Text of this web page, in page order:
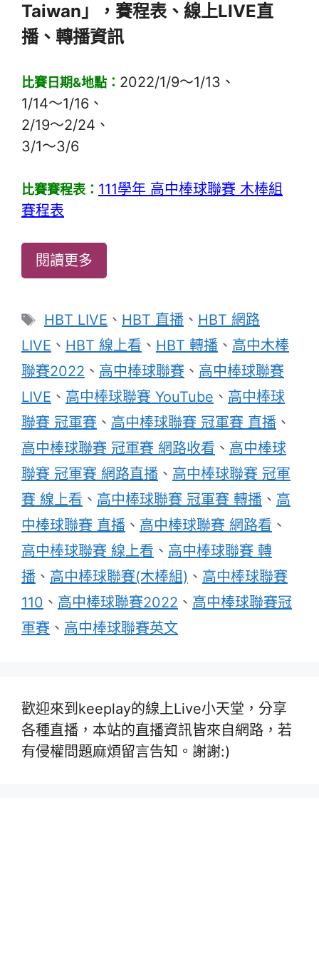
Taiwan」，賽程表、線上LIVE直
播、轉播資訊
比賽日期&地點： 2022/1/9～1/13、
1/14～1/16、
2/19～2/24、
3/1～3/6
比賽賽程表： 111學年 高中棒球聯賽 木棒組
賽程表
閱讀更多
標
籤
HBT LIVE 、 HBT 直播 、 HBT 網路
LIVE 、 HBT 線上看 、 HBT 轉播 、 高中木棒
聯賽2022 、 高中棒球聯賽 、 高中棒球聯賽
LIVE 、 高中棒球聯賽 YouTube 、 高中棒球
聯賽 冠軍賽 、 高中棒球聯賽 冠軍賽 直播 、
高中棒球聯賽 冠軍賽 網路收看 、 高中棒球
聯賽 冠軍賽 網路直播 、 高中棒球聯賽 冠軍
賽 線上看 、 高中棒球聯賽 冠軍賽 轉播 、 高
中棒球聯賽 直播 、 高中棒球聯賽 網路看 、
高中棒球聯賽 線上看 、 高中棒球聯賽 轉
播 、 高中棒球聯賽(木棒組) 、 高中棒球聯賽
110 、 高中棒球聯賽2022 、 高中棒球聯賽冠
軍賽 、 高中棒球聯賽英文
歡迎來到keeplay的線上Live小天堂，分享
各種直播，本站的直播資訊皆來自網路，若
有侵權問題麻煩留言告知。謝謝:)